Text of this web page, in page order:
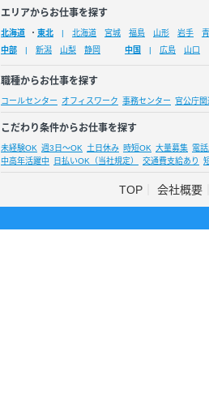
エリアからお仕事を探す
北海道 ・ 東北 北海道 宮城 福島 山形 岩手
中部
新潟 山梨 静岡 中国 広島 山口
職種からお仕事を探す
コールセンター オフィスワーク 事務センター 官公庁関
こだわり条件からお仕事を探す
未経験OK 週3日～OK 土日休み 時短OK 大量募集 電
中高年活躍中
日払いOK（当社規定） 交通費支給あり
TOP 会社概要